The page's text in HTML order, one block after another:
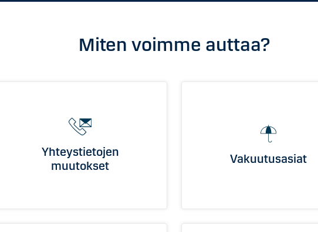
Miten voimme auttaa?
Yhteystietojen
muutokset
Vakuutusasiat